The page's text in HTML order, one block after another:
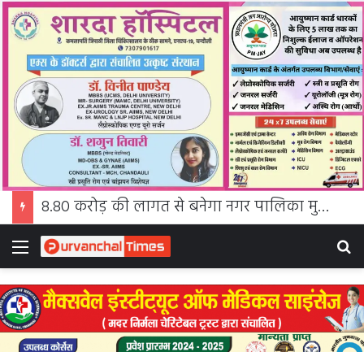
8.80 करोड़ की लागत से बनेगा नगर पालिका मुगलसराय का आधुनिक कार्यालय भवन, बीजेपी विधायक और चेयरमैन ने किया भूमि पूजन
Menu